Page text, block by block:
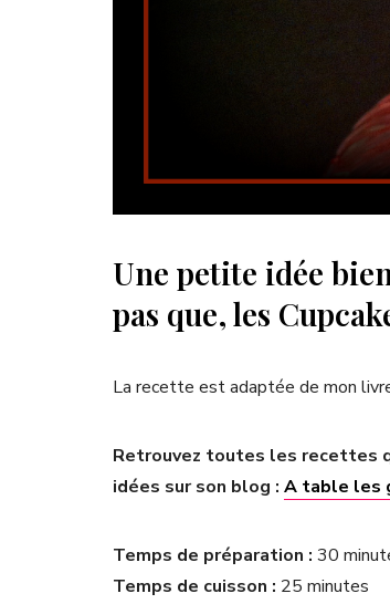
Une petite idée
pas que, les
La recette est adaptée de mon
Retrouvez toutes les recettes
idées sur son blog : A table les
Temps de préparation : 30
Temps de cuisson : 25 minutes